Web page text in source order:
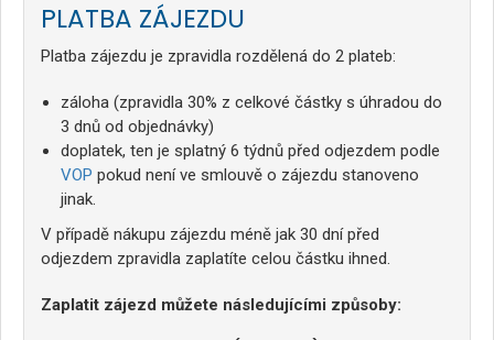
PLATBA ZÁJEZDU
Platba zájezdu je zpravidla rozdělená do 2 plateb:
záloha (zpravidla 30% z celkové částky s úhradou do
3 dnů od objednávky)
doplatek, ten je splatný 6 týdnů před odjezdem podle
VOP pokud není ve smlouvě o zájezdu stanoveno
jinak.
V případě nákupu zájezdu méně jak 30 dní před
odjezdem zpravidla zaplatíte celou částku ihned.
Zaplatit zájezd můžete následujícími způsoby: